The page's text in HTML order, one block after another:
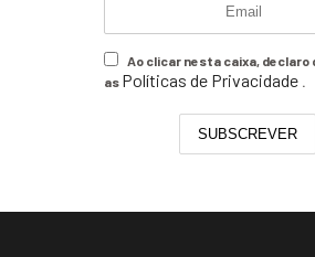
Ao clicar nesta caixa, declaro
as Políticas de Privacidade
SUBSCREVER